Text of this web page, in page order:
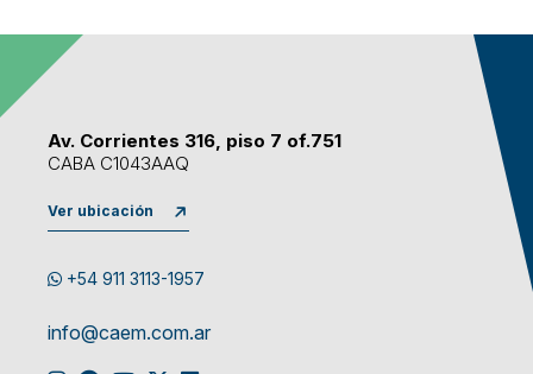
Av. Corrientes 316, piso 7 of.751
CABA C1043AAQ
Ver ubicación
+54 911 3113-1957
info@caem.com.ar